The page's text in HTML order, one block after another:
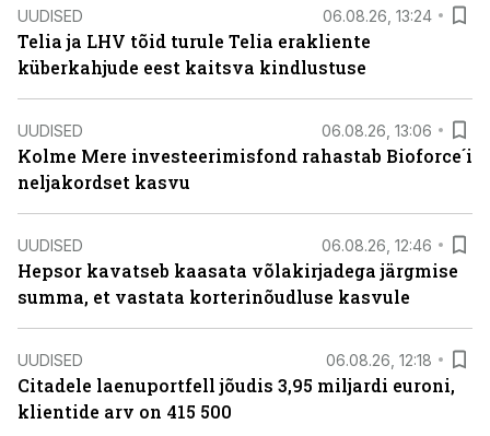
UUDISED 06.08.26, 13:24
Telia ja LHV tõid turule Telia erakliente
küberkahjude eest kaitsva kindlustuse
UUDISED 06.08.26, 13:06
Kolme Mere investeerimisfond rahastab Bioforce´i
neljakordset kasvu
UUDISED 06.08.26, 12:46
Hepsor kavatseb kaasata võlakirjadega järgmise
summa, et vastata korterinõudluse kasvule
UUDISED 06.08.26, 12:18
Citadele laenuportfell jõudis 3,95 miljardi euroni,
klientide arv on 415 500